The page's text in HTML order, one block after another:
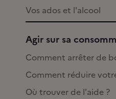
Vos ados et l'alcool
Agir sur sa
Comment arrêter de
Comment réduire
Où trouver de l'aide ?